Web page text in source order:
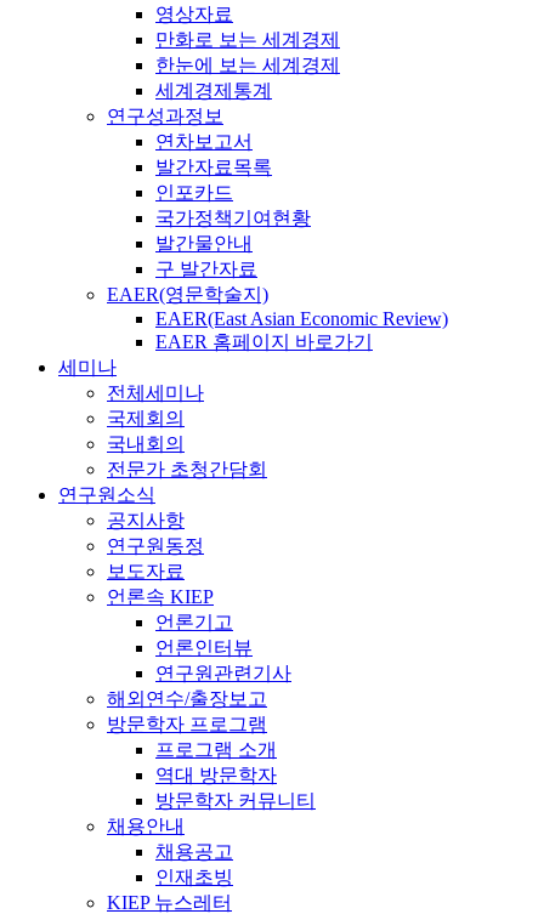
영상자료
만화로 보는 세계경제
한눈에 보는 세계경제
세계경제통계
연구성과정보
연차보고서
발간자료목록
인포카드
국가정책기여현황
발간물안내
구 발간자료
EAER(영문학술지)
EAER(East Asian Economic Review)
EAER 홈페이지 바로가기
세미나
전체세미나
국제회의
국내회의
전문가 초청간담회
연구원소식
공지사항
연구원동정
보도자료
언론속 KIEP
언론기고
언론인터뷰
연구원관련기사
해외연수/출장보고
방문학자 프로그램
프로그램 소개
역대 방문학자
방문학자 커뮤니티
채용안내
채용공고
인재초빙
KIEP 뉴스레터